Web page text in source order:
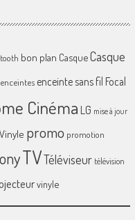
bon plan CasqueCasque
enceintes enceinte sans fil Focal
Cinéma LG mise à jour
promo promotion
TVTéléviseur télévision
vinyle